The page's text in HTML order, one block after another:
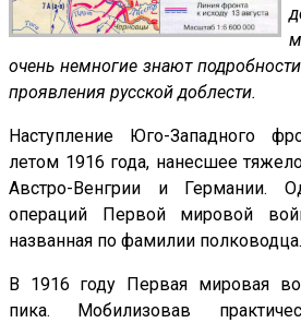
очень немногие знают
проявления русской доблести.
Наступление Юго-Западного
летом 1916 года, нанесшее
Австро-Венгрии и Германии.
операций Первой мировой
названная по фамилии полководца.
В 1916 году Первая мировая
пика. Мобилизовав